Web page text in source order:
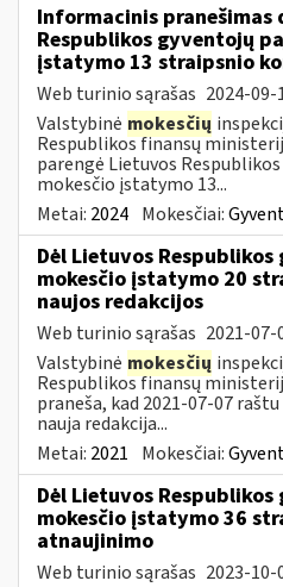
Informacinis pranešimas
Respublikos gyventojų
įstatymo 13 straipsnio
Web turinio sąrašas 2024-09-
Valstybinė mokesčių
Respublikos finansų
parengė Lietuvos
mokesčio įstatymo 13...
Metai: 2024 Mokesčiai:
Dėl Lietuvos
mokesčio įstatymo 20
naujos redakcijos
Web turinio sąrašas 2021-07-
Valstybinė mokesčių
Respublikos finansų
praneša, kad 2021-07-07
nauja redakcija...
Metai: 2021 Mokesčiai:
Dėl Lietuvos
mokesčio įstatymo 36
atnaujinimo
Web turinio sąrašas 2023-10-